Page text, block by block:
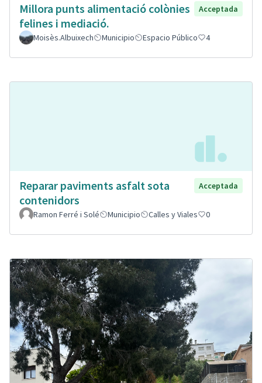
Millora punts alimentació colònies
felines i mediació.
Acceptada
Moisès.Albuixech Municipio Espacio Público 4
Reparar paviments asfalt sota
contenidors
Acceptada
Ramon Ferré i Solé Municipio Calles y Viales 0